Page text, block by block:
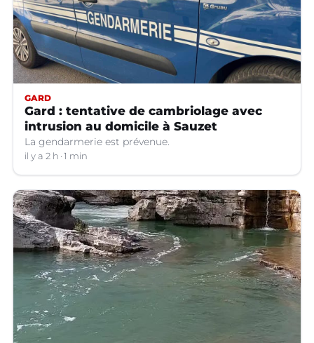
GARD
Gard : tentative de cambriolage avec
intrusion au domicile à Sauzet
La gendarmerie est prévenue.
il y a 2 h 1 min